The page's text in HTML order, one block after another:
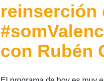
reinserción
con Rubén